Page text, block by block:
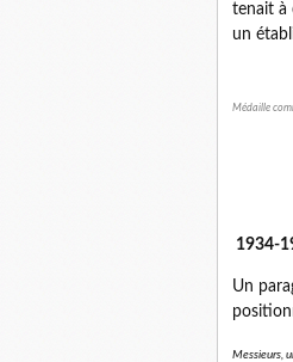
tenait à
un
Médaille
1934-
Un
Messieurs,